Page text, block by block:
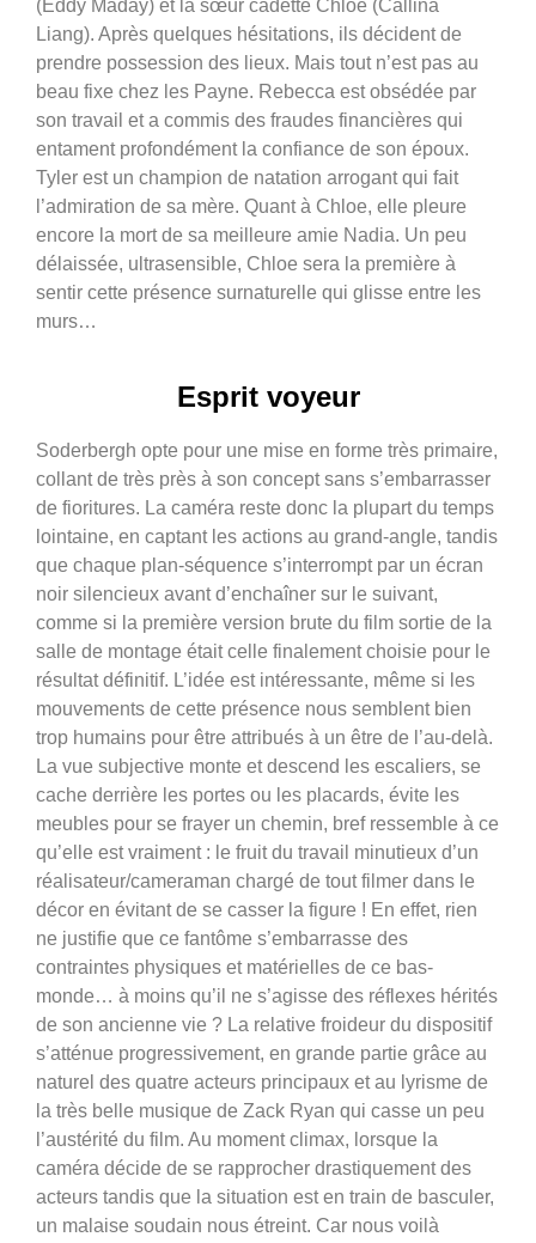
(Eddy Maday) et la sœur cadette Chloe (Callina
Liang). Après quelques hésitations, ils décident de
prendre possession des lieux. Mais tout n’est pas au
beau fixe chez les Payne. Rebecca est obsédée par
son travail et a commis des fraudes financières qui
entament profondément la confiance de son époux.
Tyler est un champion de natation arrogant qui fait
l’admiration de sa mère. Quant à Chloe, elle pleure
encore la mort de sa meilleure amie Nadia. Un peu
délaissée, ultrasensible, Chloe sera la première à
sentir cette présence surnaturelle qui glisse entre les
murs…
Esprit voyeur
Soderbergh opte pour une mise en forme très primaire,
collant de très près à son concept sans s’embarrasser
de fioritures. La caméra reste donc la plupart du temps
lointaine, en captant les actions au grand-angle, tandis
que chaque plan-séquence s’interrompt par un écran
noir silencieux avant d’enchaîner sur le suivant,
comme si la première version brute du film sortie de la
salle de montage était celle finalement choisie pour le
résultat définitif. L’idée est intéressante, même si les
mouvements de cette présence nous semblent bien
trop humains pour être attribués à un être de l’au-delà.
La vue subjective monte et descend les escaliers, se
cache derrière les portes ou les placards, évite les
meubles pour se frayer un chemin, bref ressemble à ce
qu’elle est vraiment : le fruit du travail minutieux d’un
réalisateur/cameraman chargé de tout filmer dans le
décor en évitant de se casser la figure ! En effet, rien
ne justifie que ce fantôme s’embarrasse des
contraintes physiques et matérielles de ce bas-
monde… à moins qu’il ne s’agisse des réflexes hérités
de son ancienne vie ? La relative froideur du dispositif
s’atténue progressivement, en grande partie grâce au
naturel des quatre acteurs principaux et au lyrisme de
la très belle musique de Zack Ryan qui casse un peu
l’austérité du film. Au moment climax, lorsque la
caméra décide de se rapprocher drastiquement des
acteurs tandis que la situation est en train de basculer,
un malaise soudain nous étreint. Car nous voilà